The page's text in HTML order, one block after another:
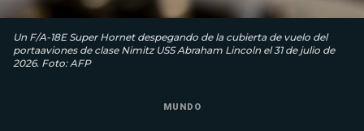
Un F/A-18E Super Hornet despegando de la cubierta de vuelo del
portaaviones de clase Nimitz USS Abraham Lincoln el 31 de julio de
2026. Foto: AFP
MUNDO